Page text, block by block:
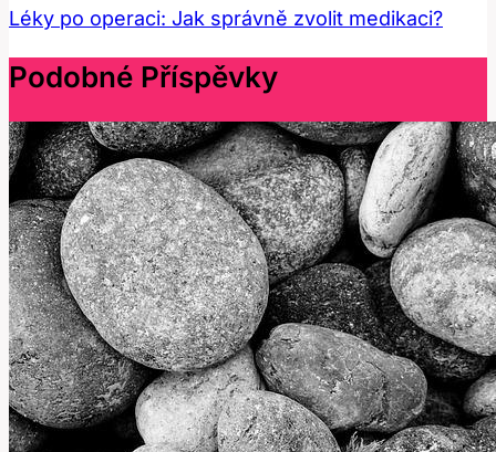
Léky po operaci: Jak správně zvolit medikaci?
Podobné Příspěvky